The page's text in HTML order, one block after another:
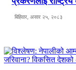
बिहिवार, असार २५, २०८३